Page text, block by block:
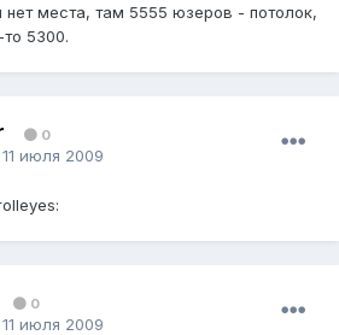
нет места, там 5555 юзеров - потолок,
5300.
0
11 июля 2009
0
11 июля 2009